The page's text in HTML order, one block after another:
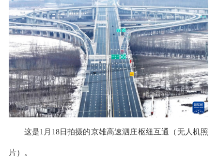
这是1月18日拍摄的京雄高速泗庄枢纽互通（无人机照
片）。